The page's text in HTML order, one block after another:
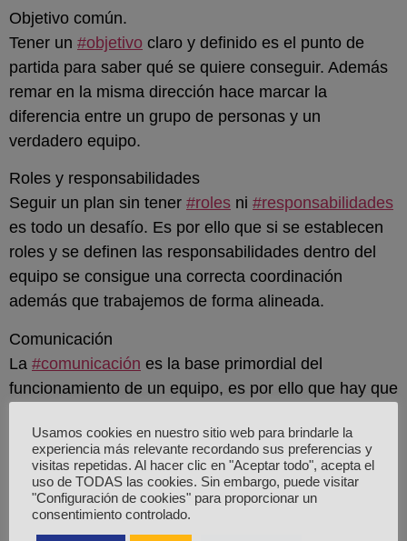
Objetivo común.
Tener un #objetivo claro y definido es el punto de
partida para saber qué se quiere conseguir. Además
remar en la misma dirección hace marcar la
diferencia entre un grupo de personas y un
verdadero equipo.
Roles y responsabilidades
Seguir un plan sin tener #roles ni #responsabilidades
es todo un desafío. Es por ello que si se establecen
roles y se definen las responsabilidades dentro del
equipo se consigue una correcta coordinación
además que trabajemos de forma alineada.
Comunicación
La #comunicación es la base primordial del
funcionamiento de un equipo, es por ello que hay que
#participación.
Motivación y reconocimiento
Celebrar los#logrosen equipo es un aspecto
necesario para conseguir un buen rendimiento.
Usamos cookies en nuestro sitio web para brindarle la
experiencia más relevante recordando sus preferencias y
visitas repetidas. Al hacer clic en "Aceptar todo", acepta el
uso de TODAS las cookies. Sin embargo, puede visitar
"Configuración de cookies" para proporcionar un
consentimiento controlado.